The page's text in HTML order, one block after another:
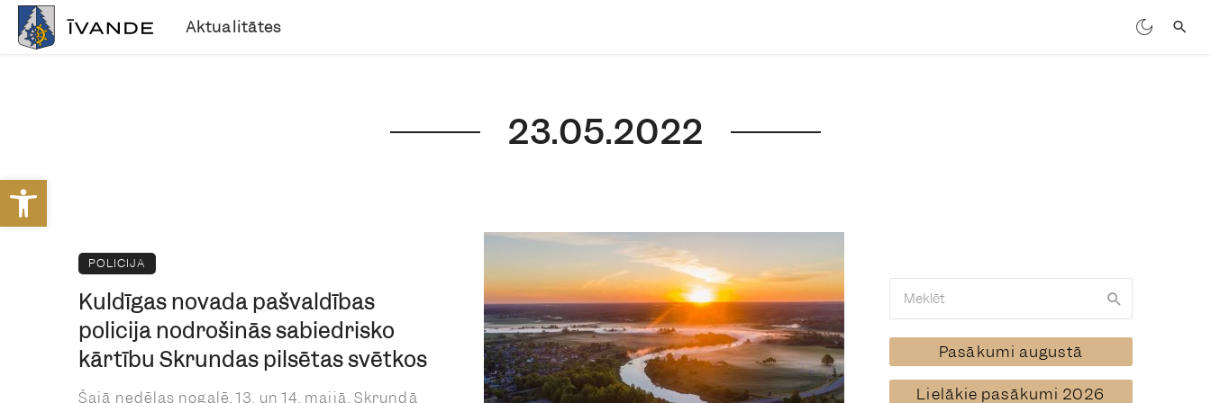
Open toolbar
Aktualitātes
23.05.2022
POLICIJA
Kuldīgas novada pašvaldības
policija nodrošinās sabiedrisko
kārtību Skrundas pilsētas svētkos
Šajā nedēļas nogalē, 13. un 14. maijā, Skrundā
Pasākumi augustā
Lielākie pasākumi 2026